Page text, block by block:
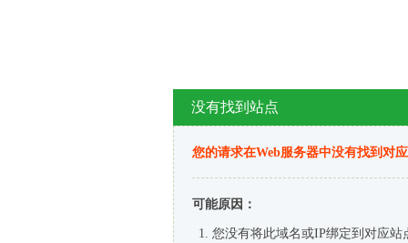
没有找到站点
您的请求在Web服务器中没有找到对
可能原因：
您没有将此域名或IP绑定到对应站